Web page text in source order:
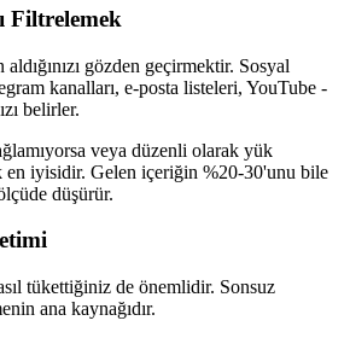
Filtrelemek
gözden geçirmektir. Sosyal
kanalları, e-posta listeleri, YouTube -
belirler.
veya düzenli olarak yük
en iyisidir. Gelen içeriğin %20-30'unu bile
düşürür.
tükettiğiniz de önemlidir. Sonsuz
ana kaynağıdır.